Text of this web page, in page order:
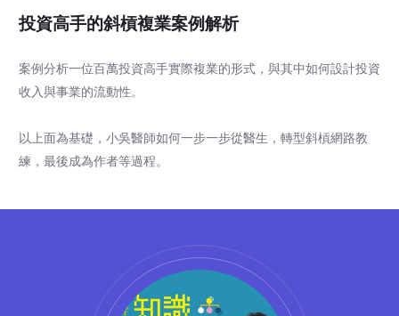
投資高手的斜槓複業案例解析
案例分析一位百萬投資高手實際複業的形式，與其中如何設計投資
收入與事業的流動性。
以上面為基礎，小吳醫師如何一步一步從醫生，轉型斜槓網路教
練，最後成為作者等過程。